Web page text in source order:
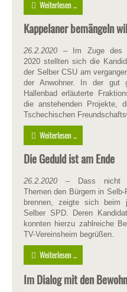
Weiterlesen ...
Kappelaner bemängeln
26.2.2020 – Im Zuge des
2020 stellten sich die
der Selber CSU am
der Anwohner. In der gut
Hallenbad erläuterte
die anstehenden Projekte,
Tschechischen
Weiterlesen ...
Die Geduld ist am Ende
26.2.2020 – Dass nicht
Themen den Bürgern in
brennen, zeigte sich beim
Selber SPD. Deren
konnten hierzu zahlreiche
TV-Vereinsheim begrüßen.
Weiterlesen ...
Im Dialog mit den